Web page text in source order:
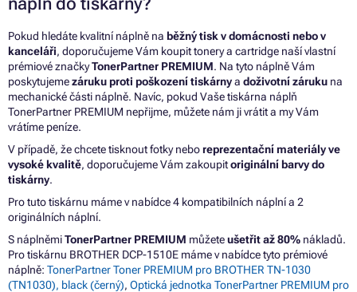
Pokud hledáte kvalitní náplně na běžný tisk v domácnosti nebo v
kanceláři, doporučujeme Vám koupit tonery a cartridge naší vlastní
prémiové značkyTonerPartner PREMIUM. Na tyto náplně Vám
poskytujemezáruku proti poškození tiskárnya doživotní záruku na
mechanické části náplně. Navíc, pokud Vaše tiskárna náplň
TonerPartner PREMIUM nepřijme, můžete nám ji vrátit a my Vám
vrátíme peníze.
V případě, že chcete tisknout fotky neboreprezentační materiály ve
vysoké kvalitě, doporučujeme Vám zakoupitoriginální barvy do
tiskárny.
Pro tuto tiskárnu máme v nabídce 4 kompatibilních náplní a 2
originálních náplní.
S náplněmiTonerPartner PREMIUM můžeteušetřit až 80% nákladů.
Pro tiskárnu BROTHER DCP-1510E máme v nabídce tyto prémiové
náplně: TonerPartner Toner PREMIUM pro BROTHER TN-1030
(TN1030), black (černý), Optická jednotka TonerPartner PREMIUM pro